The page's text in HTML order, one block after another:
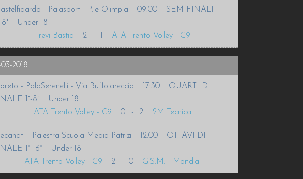
- Palasport - P.le Olimpia 09:00
SEMIFINALI
Under 18
Trevi Bastia
2 - 1 ATA Trento Volley - C9
2018
- PalaSerenelli - Via Buffolareccia 17:30
QUARTI DI
1°-8°
Under 18
ATA Trento Volley - C9
0 - 2 2M Tecnica
- Palestra Scuola Media Patrizi 12:00
OTTAVI DI
1°-16°
Under 18
ATA Trento Volley - C9
2 - 0 G.S.M. - Mondial